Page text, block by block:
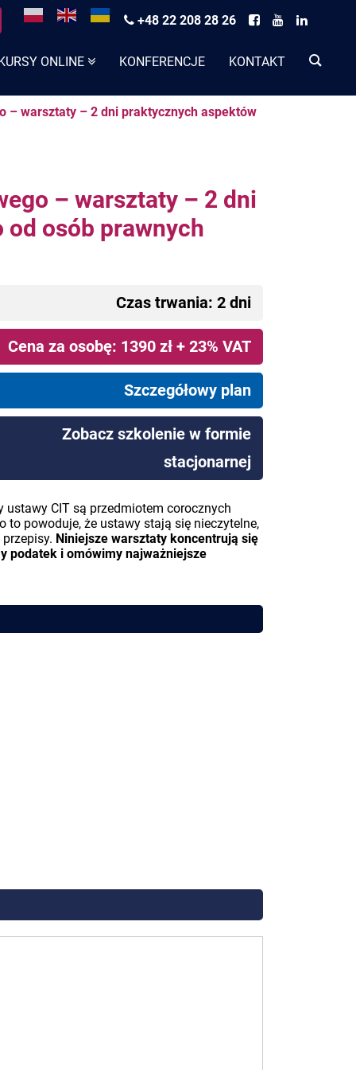
ONLINE KONFERENCJE KONTAKT
+48 22 208 28 26
– warsztaty – 2 dni praktycznych aspektów
– warsztaty – 2 dni
osób prawnych
Czas trwania: 2 dni
Cena za osobę: 1390 zł + 23% VAT
Szczegółowy plan
Zobacz szkolenie w formie
stacjonarnej
ustawy CIT są przedmiotem corocznych
to powoduje, że ustawy stają się nieczytelne,
Niniejsze warsztaty koncentrują się
podatek i omówimy najważniejsze